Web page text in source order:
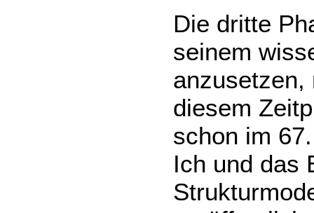
Die dritte
seinem
anzusetzen,
diesem
schon im
Ich und das